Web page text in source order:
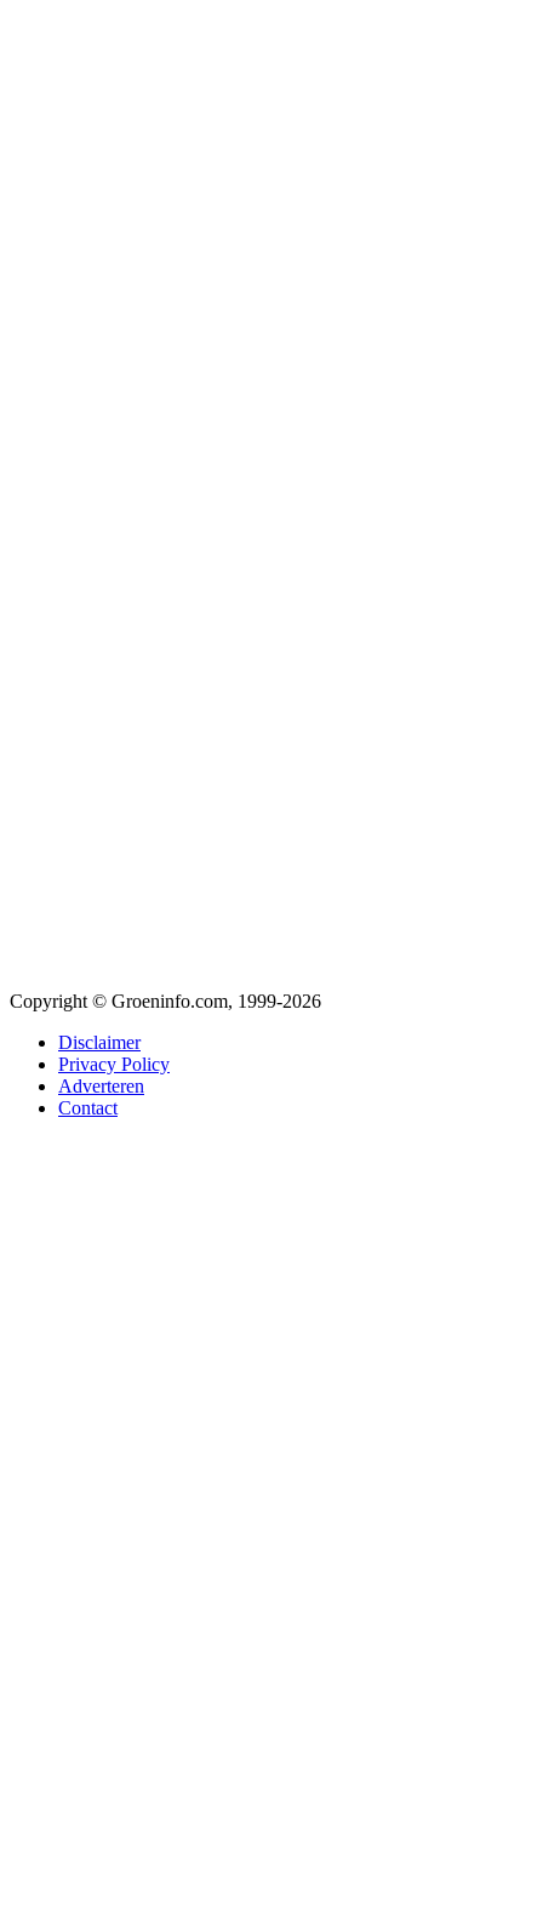
Copyright © Groeninfo.com, 1999-2026
Disclaimer
Privacy Policy
Adverteren
Contact